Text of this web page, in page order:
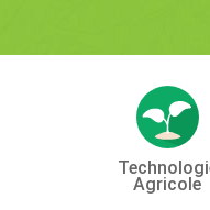
Agricole